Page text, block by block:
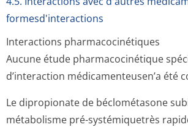
formesd'interactions
Interactions pharmacocinétiques
Aucune étude pharmacocinétique
d’interaction médicamenteusen’a été
Le dipropionate de béclométasone
métabolisme pré-systémiquetrès